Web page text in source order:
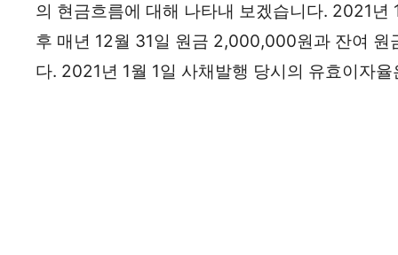
의 현금흐름에 대해 나타내 보겠습니다. 2021
후 매년 12월 31일 원금 2,000,000원과 잔여
다. 2021년 1월 1일 사채발행 당시의 유효이자율